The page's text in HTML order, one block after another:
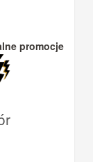
promocje